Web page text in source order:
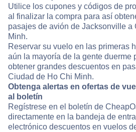
Utilice los cupones y códigos de
al finalizar la compra para así
pasajes de avión de Jacksonville a
Minh.
Reservar su vuelo en las primeras
aún la mayoría de la gente duerme
obtener grandes descuentos en
Ciudad de Ho Chi Minh.
Obtenga alertas en ofertas de
al boletín
Regístrese en el boletín de
directamente en la bandeja de
electrónico descuentos en vuelos